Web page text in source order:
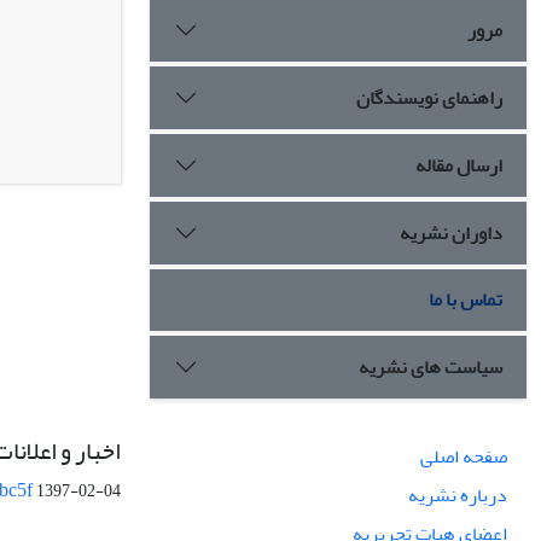
مرور
راهنمای نویسندگان
ارسال مقاله
داوران نشریه
تماس با ما
سیاست های نشریه
صفحه اصلی
درباره نشریه
اعضای هیات تحریریه
اخبار و
1397-02-04